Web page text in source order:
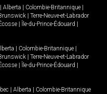
Alberta Colombie-Britannique
Terre-Neuve-et-Labrador
Île-du-Prince-Édouard
Colombie-Britannique
Terre-Neuve-et-Labrador
Île-du-Prince-Édouard
Alberta
Colombie-Britannique